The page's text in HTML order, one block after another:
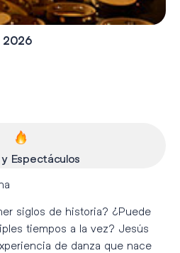
2026
y Espectáculos
siglos de historia? ¿Puede
tiempos a la vez? Jesús
de danza que nace